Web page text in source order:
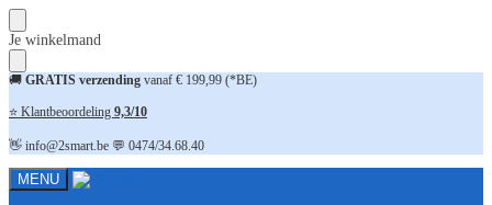
Skip
to
navigation
Skip
to
content
Je winkelmand
🚚 GRATIS verzending vanaf € 199,99 (*BE)
⭐ Klantbeoordeling 9,3/10
👋 info@2smart.be 💬 0474/34.68.40
MENU